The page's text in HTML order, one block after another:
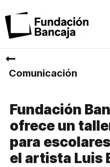
Comunicación
Fundación
ofrece un
para
el artista Luis